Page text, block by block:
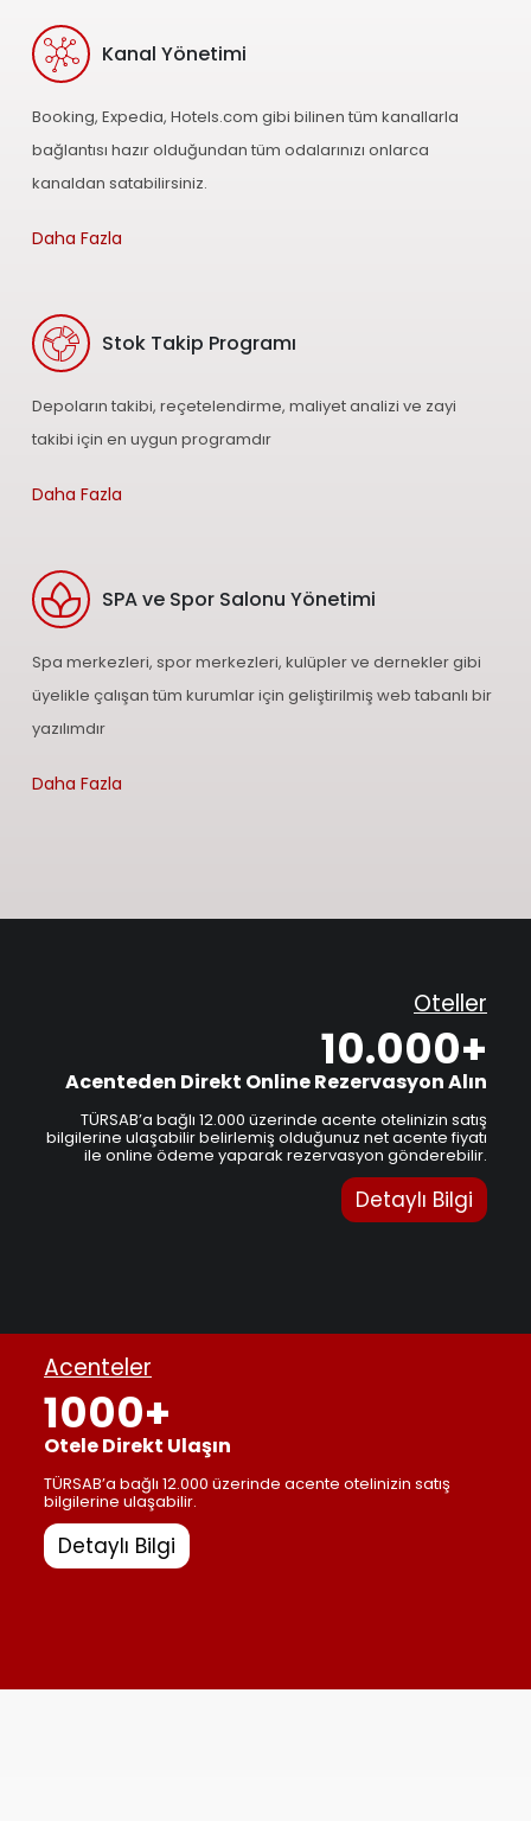
Kanal Yönetimi
Booking, Expedia, Hotels.com gibi bilinen tüm kanallarla
bağlantısı hazır olduğundan tüm odalarınızı onlarca
kanaldan satabilirsiniz.
Daha Fazla
Stok Takip Programı
Depoların takibi, reçetelendirme, maliyet analizi ve zayi
takibi için en uygun programdır
Daha Fazla
SPA ve Spor Salonu Yönetimi
Spa merkezleri, spor merkezleri, kulüpler ve dernekler gibi
üyelikle çalışan tüm kurumlar için geliştirilmiş web tabanlı bir
yazılımdır
Daha Fazla
Oteller
10.000+
Acenteden Direkt Online Rezervasyon Alın
TÜRSAB’a bağlı 12.000 üzerinde acente otelinizin satış
bilgilerine ulaşabilir belirlemiş olduğunuz net acente fiyatı
ile online ödeme yaparak rezervasyon gönderebilir.
Detaylı Bilgi
Acenteler
1000+
Otele Direkt Ulaşın
TÜRSAB’a bağlı 12.000 üzerinde acente otelinizin satış
bilgilerine ulaşabilir.
Detaylı Bilgi